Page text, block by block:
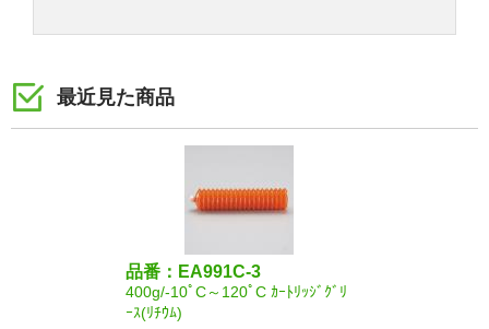
最近見た商品
品番：EA991C-3
400g/-10ﾟC～120ﾟC ｶｰﾄﾘｯｼﾞｸﾞﾘ
ｰｽ(ﾘﾁｳﾑ)